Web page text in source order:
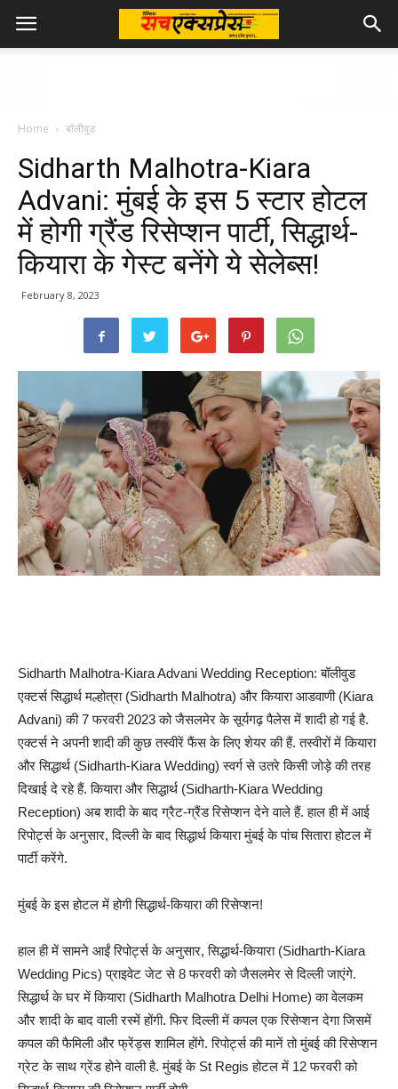
Home बॉलीवुड
Sidharth Malhotra-Kiara
Advani: मुंबई के इस 5 स्टार होटल
में होगी ग्रैंड रिसेप्शन पार्टी, सिद्धार्थ-
कियारा के गेस्ट बनेंगे ये सेलेब्स!
February 8, 2023
Sidharth Malhotra-Kiara Advani Wedding Reception: बॉलीवुड
एक्टर्स सिद्धार्थ मल्होत्रा (Sidharth Malhotra) और कियारा आडवाणी (Kiara
Advani) की 7 फरवरी 2023 को जैसलमेर के सूर्यगढ़ पैलेस में शादी हो गई है.
एक्टर्स ने अपनी शादी की कुछ तस्वीरें फैंस के लिए शेयर की हैं. तस्वीरों में कियारा
और सिद्धार्थ (Sidharth-Kiara Wedding) स्वर्ग से उतरे किसी जोड़े की तरह
दिखाई दे रहे हैं. कियारा और सिद्धार्थ (Sidharth-Kiara Wedding
Reception) अब शादी के बाद ग्रैट-ग्रैंड रिसेप्शन देने वाले हैं. हाल ही में आई
रिपोर्ट्स के अनुसार, दिल्ली के बाद सिद्धार्थ कियारा मुंबई के पांच सितारा होटल में
पार्टी करेंगे.
मुंबई के इस होटल में होगी सिद्धार्थ-कियारा की रिसेप्शन!
हाल ही में सामने आईं रिपोर्ट्स के अनुसार, सिद्धार्थ-कियारा (Sidharth-Kiara
Wedding Pics) प्राइवेट जेट से 8 फरवरी को जैसलमेर से दिल्ली जाएंगे.
सिद्धार्थ के घर में कियारा (Sidharth Malhotra Delhi Home) का वेलकम
और शादी के बाद वाली रस्में होंगी. फिर दिल्ली में कपल एक रिसेप्शन देगा जिसमें
कपल की फैमिली और फ्रेंड्स शामिल होंगे. रिपोर्ट्स की मानें तो मुंबई की रिसेप्शन
ग्रेट के साथ ग्रेंड होने वाली है. मुंबई के St Regis होटल में 12 फरवरी को